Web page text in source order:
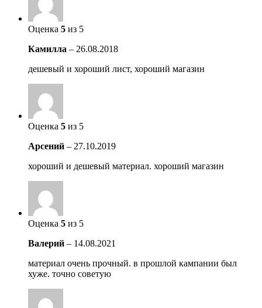
Оценка 5 из 5
Камилла – 26.08.2018
дешевый и хороший лист, хороший магазин
Оценка 5 из 5
Арсений – 27.10.2019
хороший и дешевый материал. хороший магазин
Оценка 5 из 5
Валерий – 14.08.2021
материал очень прочный. в прошлой кампании был
хуже. точно советую